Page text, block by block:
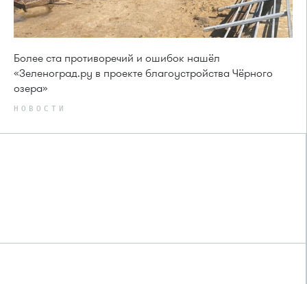
Более ста противоречий и ошибок нашёл
«Зеленоград.ру в проекте благоустройства Чёрного
озера»
НОВОСТИ